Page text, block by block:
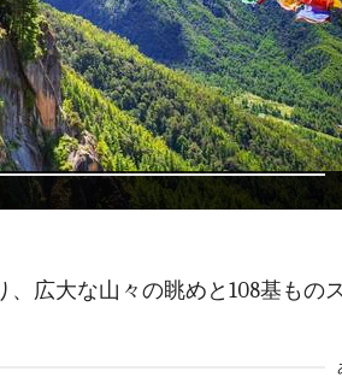
からティンプーへのルートが
距離ハイキングでは、人里離
、広大な山々の眺めと108基も